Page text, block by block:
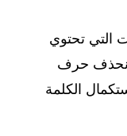
التي تحتوي
حرف
الكلمة